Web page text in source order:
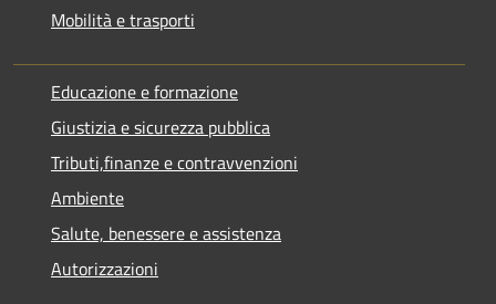
Mobilità e trasporti
Educazione e formazione
Giustizia e sicurezza pubblica
Tributi,finanze e contravvenzioni
Ambiente
Salute, benessere e assistenza
Autorizzazioni